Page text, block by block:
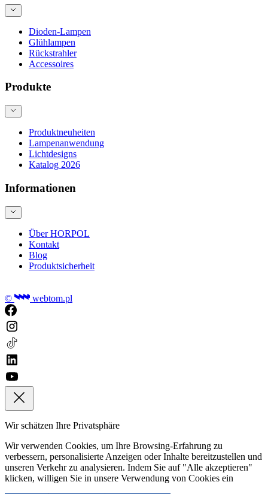
Dioden-Lampen
Glühlampen
Rückstrahler
Accessoires
Produkte
Produktneuheiten
Lampenanwendung
Lichtdesigns
Katalog 2026
Informationen
Über HORPOL
Kontakt
Blog
Produktsicherheit
© webtom.pl
Wir schätzen Ihre Privatsphäre
Wir verwenden Cookies, um Ihre Browsing-Erfahrung zu
verbessern, personalisierte Anzeigen oder Inhalte bereitzustellen und
unseren Verkehr zu analysieren. Indem Sie auf "Alle akzeptieren"
klicken, willigen Sie in unsere Verwendung von Cookies ein